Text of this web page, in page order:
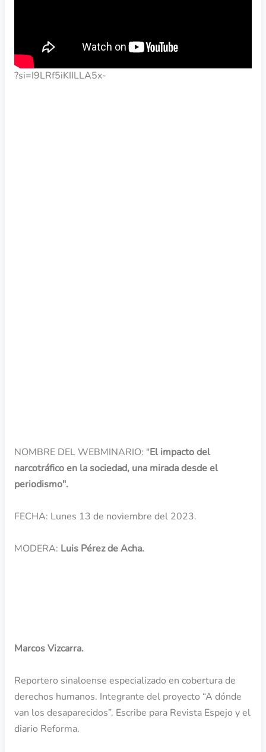
?si=I9LRf5iKIILLA5x-
NOMBRE DEL WEBMINARIO: "El impacto del
narcotráfico en la sociedad, una mirada desde el
periodismo".
FECHA: Lunes 13 de noviembre del 2023.
MODERA: Luis Pérez de Acha.
Marcos Vizcarra.
Reportero sinaloense especializado en cobertura de
derechos humanos. Integrante del proyecto “A dónde
van los desaparecidos”. Escribe para Revista Espejo y el
diario Reforma.